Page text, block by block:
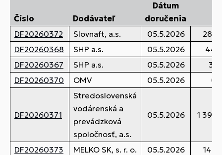
Číslo Dodávateľ
Dátum
doručenia
DF20260372
Slovnaft, a.s. 05.5.2026
DF20260368
SHP a.s. 05.5.2026
DF20260367
SHP a.s. 05.5.2026
DF20260370
OMV 05.5.2026
DF20260371
Stredoslovenská
vodárenská a
prevádzková
spoločnosť, a.s.
05.5.2026 1
DF20260373 MELKO SK, s. r. o. 05.5.2026